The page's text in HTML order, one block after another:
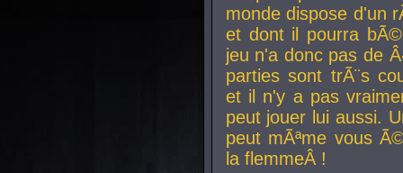
monde dispose d'un
et dont il pourra
jeu n'a donc pas de
parties sont trÃ¨s
et il n'y a pas
peut jouer lui aussi.
peut mÃªme vous
la flemmeÂ !